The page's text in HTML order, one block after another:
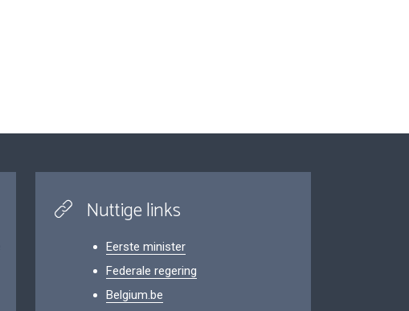
Nuttige links
Eerste minister
Federale regering
Belgium.be